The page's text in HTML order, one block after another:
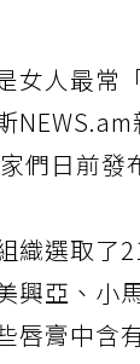
女人最常
們日前發
織選取了
興亞、小
唇膏中含